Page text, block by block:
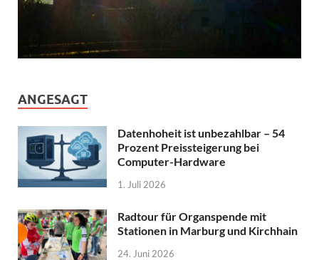
ANGESAGT
Datenhoheit ist unbezahlbar – 54
Prozent Preissteigerung bei
Computer-Hardware
1. Juli 2026
Radtour für Organspende mit
Stationen in Marburg und Kirchhain
24. Juni 2026